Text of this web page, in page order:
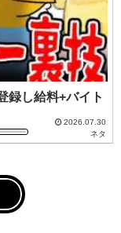
録し給料+バイト
2026.07.30
ネタ